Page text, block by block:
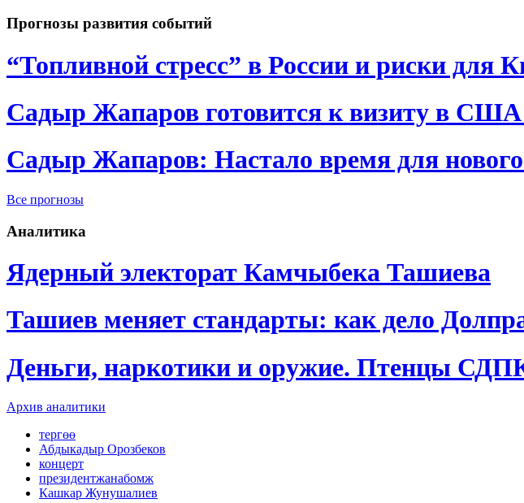
Прогнозы развития событий
“Топливной стресс” в России и риски для
Садыр Жапаров готовится к визиту в
Садыр Жапаров: Настало время для нового
Все прогнозы
Аналитика
Ядерный электорат Камчыбека Ташиева
Ташиев меняет стандарты: как дело
Деньги, наркотики и оружие. Птенцы
Архив аналитики
тергөө
Абдыкадыр Орозбеков
концерт
президентжанабомж
Кашкар Жунушалиев